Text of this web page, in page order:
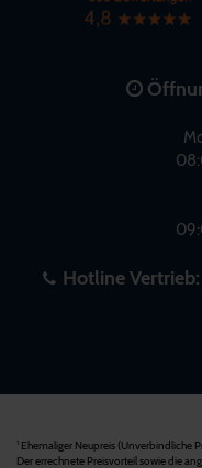
Hotline Vertrieb:
1 Ehemaliger Neupreis (Unverbindliche
Der errechnete Preisvorteil sowie die